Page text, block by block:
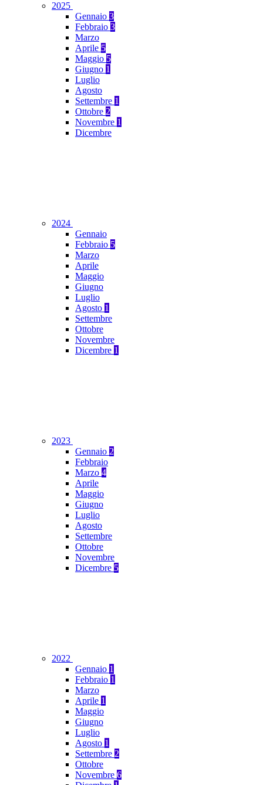
2025
Gennaio 3
Febbraio 3
Marzo
Aprile 5
Maggio 5
Giugno 1
Luglio
Agosto
Settembre 1
Ottobre 2
Novembre 1
Dicembre
2024
Gennaio
Febbraio 5
Marzo
Aprile
Maggio
Giugno
Luglio
Agosto 1
Settembre
Ottobre
Novembre
Dicembre 1
2023
Gennaio 2
Febbraio
Marzo 4
Aprile
Maggio
Giugno
Luglio
Agosto
Settembre
Ottobre
Novembre
Dicembre 5
2022
Gennaio 1
Febbraio 1
Marzo
Aprile 1
Maggio
Giugno
Luglio
Agosto 1
Settembre 2
Ottobre
Novembre 6